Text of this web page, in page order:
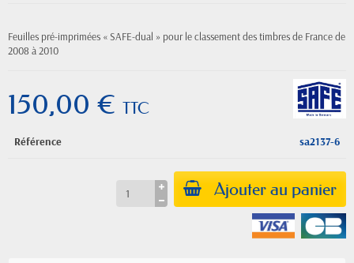
Feuilles pré-imprimées « SAFE-dual » pour le classement des timbres de France de
2008 à 2010
150,00 € TTC
Référence sa2137-6
Ajouter au panier